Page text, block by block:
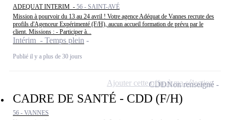
ADEQUAT INTERIM - 56 - SAINT-AVÉ
Mission à pourvoir du 13 au 24 avril ! Votre agence Adéquat de Vannes recrute des
profils d'Agenceur Expérimenté (F/H), aucun accueil formation de prévu par le
client. Missions : - Participer à...
Intérim - Temps plein
Publié il y a plus de 30 jours
CADRE DE SANTÉ - CDD (F/H)
56 - VANNES
CDDNon renseigné
Ajouter cette offre à ma sélection